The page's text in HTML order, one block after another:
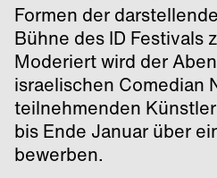
Formen der
Bühne des ID Festivals
Moderiert wird der
israelischen Comedian
teilnehmenden
bis Ende Januar über
bewerben.